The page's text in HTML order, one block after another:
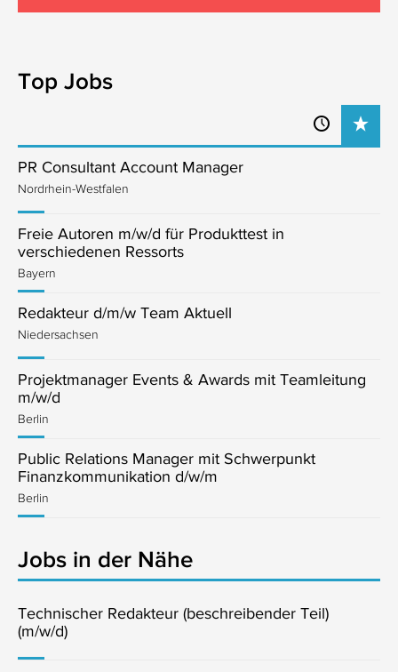
Top Jobs
PR Consultant Account Manager
Nordrhein-Westfalen
Freie Autoren m/w/d für Produkttest in
verschiedenen Ressorts
Bayern
Redakteur d/m/w Team Aktuell
Niedersachsen
Projektmanager Events & Awards mit Teamleitung
m/w/d
Berlin
Public Relations Manager mit Schwerpunkt
Finanzkommunikation d/w/m
Berlin
Jobs in der Nähe
Technischer Redakteur (beschreibender Teil)
(m/w/d)